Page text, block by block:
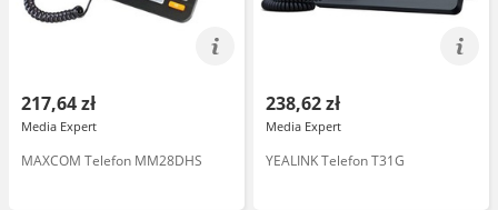
217,64 zł
Media Expert
MAXCOM Telefon MM28DHS
238,62 zł
Media Expert
YEALINK Telefon T31G